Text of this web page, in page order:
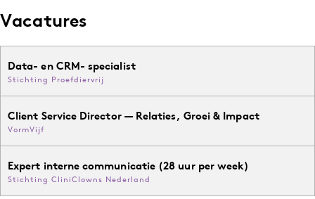
Vacatures
Data- en CRM- specialist
Stichting Proefdiervrij
Client Service Director — Relaties, Groei & Impact
VormVijf
Expert interne communicatie (28 uur per week)
Stichting CliniClowns Nederland